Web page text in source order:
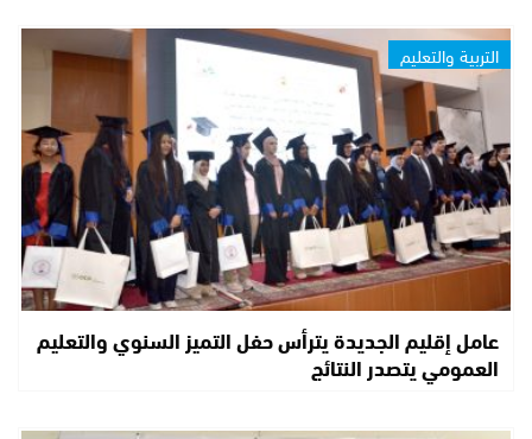
التربية والتعليم
عامل إقليم الجديدة يترأس حفل التميز السنوي والتعليم
العمومي يتصدر النتائج